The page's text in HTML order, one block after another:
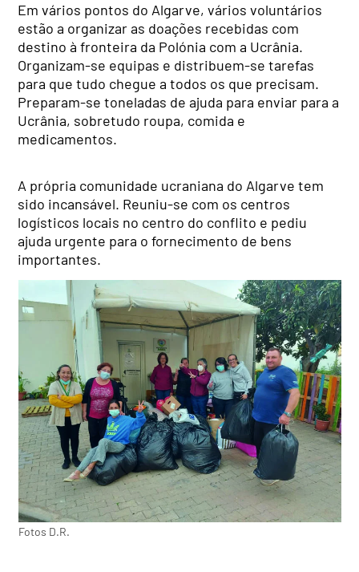
Em vários pontos do Algarve, vários voluntários
estão a organizar as doações recebidas com
destino à fronteira da Polónia com a Ucrânia.
Organizam-se equipas e distribuem-se tarefas
para que tudo chegue a todos os que precisam.
Preparam-se toneladas de ajuda para enviar para a
Ucrânia, sobretudo roupa, comida e
medicamentos.
A própria comunidade ucraniana do Algarve tem
sido incansável. Reuniu-se com os centros
logísticos locais no centro do conflito e pediu
ajuda urgente para o fornecimento de bens
importantes.
Fotos D.R.